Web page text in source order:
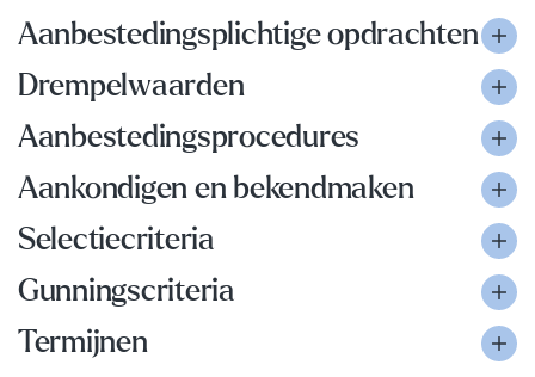
Aanbestedingsplichtige opdrachten
Drempelwaarden
Aanbestedingsprocedures
Aankondigen en bekendmaken
Selectiecriteria
Gunningscriteria
Termijnen